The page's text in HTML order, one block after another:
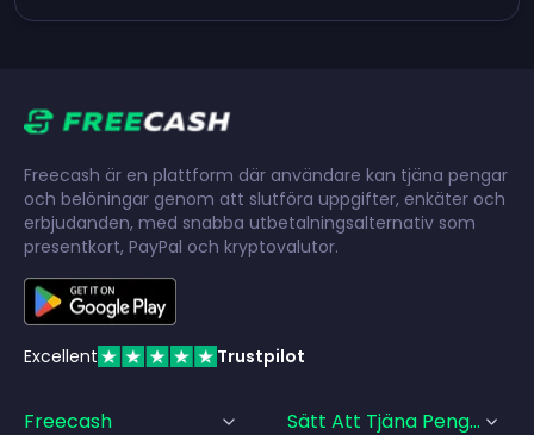
Freecash är en plattform där användare kan tjäna pengar
och belöningar genom att slutföra uppgifter, enkäter och
erbjudanden, med snabba utbetalningsalternativ som
presentkort, PayPal och kryptovalutor.
Excellent Trustpilot
Freecash Sätt Att Tjäna Pengar